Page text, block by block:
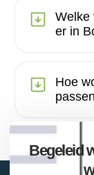
Welke
er in
Hoe
Begeleid